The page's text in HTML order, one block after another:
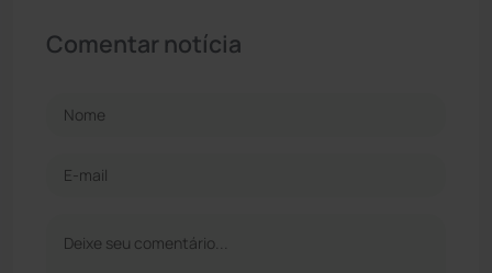
Comentar notícia